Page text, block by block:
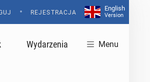
• REJESTRACJA
English
Version
Wydarzenia Menu